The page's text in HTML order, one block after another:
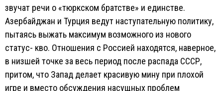
звучат речи о «тюркском братстве» и единстве.
Азербайджан и Турция ведут наступательную политику,
пытаясь выжать максимум возможного из нового
статус- кво. Отношения с Россией находятся, наверное,
в низшей точке за весь период после распада СССР,
притом, что Запад делает красивую мину при плохой
игре и вместо обсуждения насущных проблем